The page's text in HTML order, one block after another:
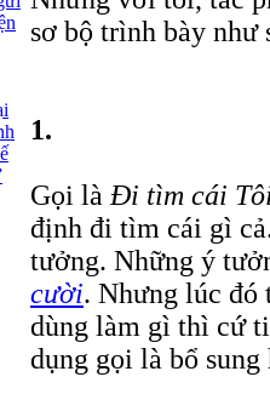
sơ bộ trình bày như
1.
Gọi là Đi tìm cái
định đi tìm cái gì
tưởng. Những ý
cười. Nhưng lúc đó
dùng làm gì thì cứ
dụng gọi là bổ